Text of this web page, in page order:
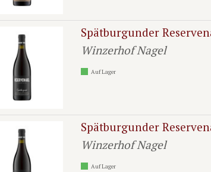
Spätburgunder
Winzerhof Nagel
Auf Lager
Spätburgunder
Winzerhof Nagel
Auf Lager